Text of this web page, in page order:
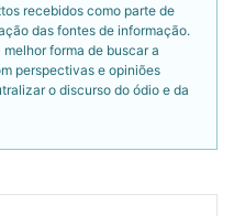
recebidos como parte de
das fontes de informação.
forma de buscar a
perspectivas e opiniões
o discurso do ódio e da